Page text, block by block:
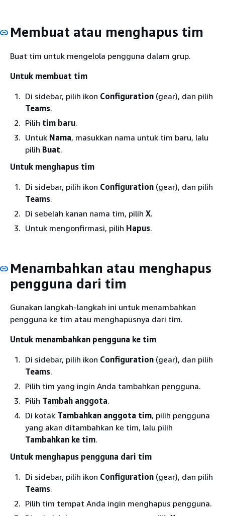
Membuat atau menghapus tim
Buat tim untuk mengelola pengguna dalam grup.
Untuk membuat tim
Di sidebar, pilih ikon Configuration (gear), dan pilih
Teams.
Pilih tim baru.
Untuk Nama, masukkan nama untuk tim baru, lalu
pilih Buat.
Untuk menghapus tim
Di sidebar, pilih ikon Configuration (gear), dan pilih
Teams.
Di sebelah kanan nama tim, pilih X.
Untuk mengonfirmasi, pilih Hapus.
Menambahkan atau menghapus
pengguna dari tim
Gunakan langkah-langkah ini untuk menambahkan
pengguna ke tim atau menghapusnya dari tim.
Untuk menambahkan pengguna ke tim
Di sidebar, pilih ikon Configuration (gear), dan pilih
Teams.
Pilih tim yang ingin Anda tambahkan pengguna.
Pilih Tambah anggota.
Di kotak Tambahkan anggota tim, pilih pengguna
yang akan ditambahkan ke tim, lalu pilih
Tambahkan ke tim.
Untuk menghapus pengguna dari tim
Di sidebar, pilih ikon Configuration (gear), dan pilih
Teams.
Pilih tim tempat Anda ingin menghapus pengguna.